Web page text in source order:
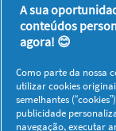
Sobre nós
A sua
conteúdos
agora! 😊
Como parte da nossa
utilizar cookies
semelhantes
publicidade
navegação, executar